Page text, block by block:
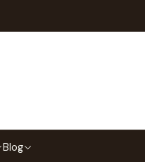
Blog
tu